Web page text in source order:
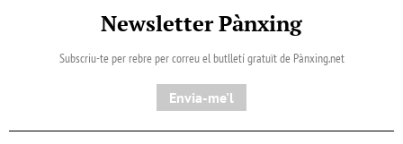
Newsletter Pànxing
Subscriu-te per rebre per correu el butlletí gratuït de Pànxing.net​
Envia-me'l